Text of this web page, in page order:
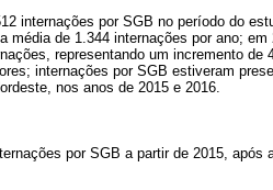
internações por SGB no período do
média de 1.344 internações por ano; em
representando um incremento de
internações por SGB estiveram
nos anos de 2015 e 2016.
por SGB a partir de 2015,